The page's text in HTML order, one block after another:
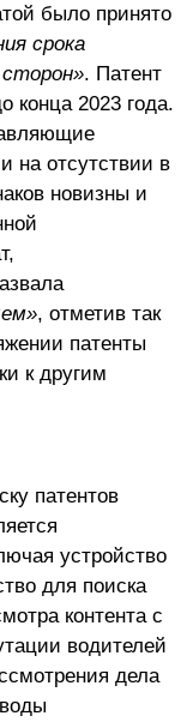
было принято
срока
. Патент
конца 2023 года.
на отсутствии в
новизны и
, отметив так
патенты
к другим
патентов
устройство
для поиска
контента с
водителей
дела